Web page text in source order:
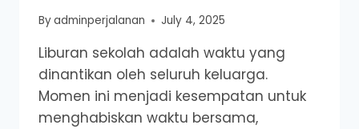
Byadminperjalanan July 4, 2025
Liburan sekolah adalah waktu yang
dinantikan oleh seluruh keluarga.
Momen ini menjadi kesempatan untuk
menghabiskan waktu bersama,